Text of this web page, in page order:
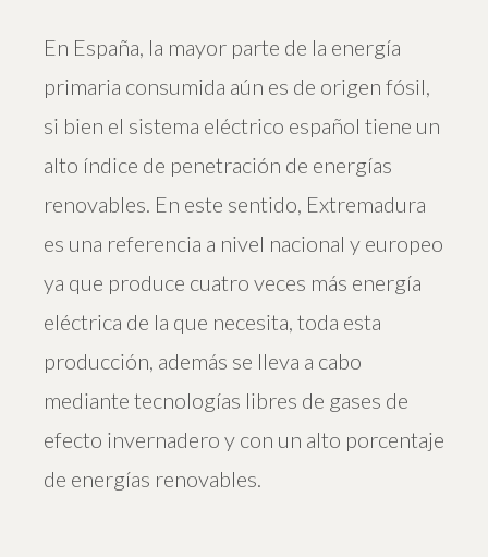
En España, la mayor parte de la energía
primaria consumida aún es de origen fósil,
si bien el sistema eléctrico español tiene un
alto índice de penetración de energías
renovables. En este sentido, Extremadura
es una referencia a nivel nacional y europeo
ya que produce cuatro veces más energía
eléctrica de la que necesita, toda esta
producción, además se lleva a cabo
mediante tecnologías libres de gases de
efecto invernadero y con un alto porcentaje
de energías renovables.